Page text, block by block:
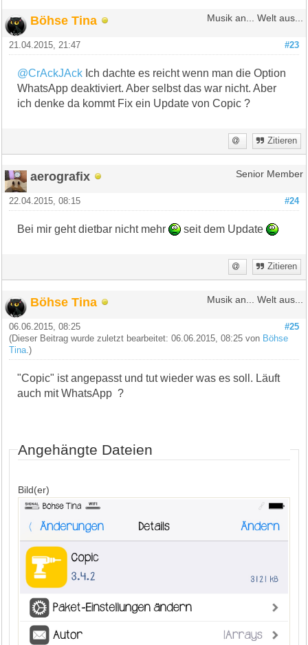
Böhse Tina Musik an... Welt aus...
#23
21.04.2015, 21:47
@CrAckJAck Ich dachte es reicht wenn man die Option
WhatsApp deaktiviert. Aber selbst das war nicht. Aber
ich denke da kommt Fix ein Update von Copic ?
Zitieren
aerografix Senior Member
#24
22.04.2015, 08:15
Bei mir geht dietbar nicht mehr seit dem Update
Zitieren
Böhse Tina Musik an... Welt aus...
#25
06.06.2015, 08:25
(Dieser Beitrag wurde zuletzt bearbeitet: 06.06.2015, 08:25 von Böhse
Tina .)
"Copic" ist angepasst und tut wieder was es soll. Läuft
auch mit WhatsApp ?
Angehängte Dateien
Bild(er)